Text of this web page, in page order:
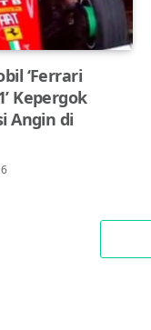
‘Ferrari
Kepergok
Angin di